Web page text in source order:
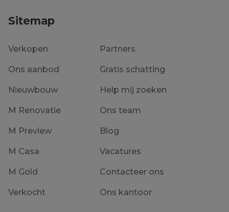
Sitemap
Verkopen
Ons aanbod
Nieuwbouw
M Renovatie
M Preview
M Casa
M Gold
Verkocht
Partners
Gratis schatting
Help mij zoeken
Ons team
Blog
Vacatures
Contacteer ons
Ons kantoor